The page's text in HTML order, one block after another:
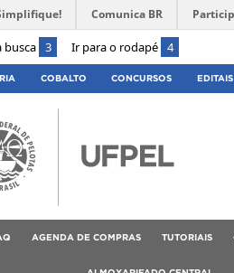
busca 3 Ir para o rodapé 4
Comunica BR
COBALTO CONCURSOS EDITAIS
AGENDA DE COMPRAS TUTORIAIS